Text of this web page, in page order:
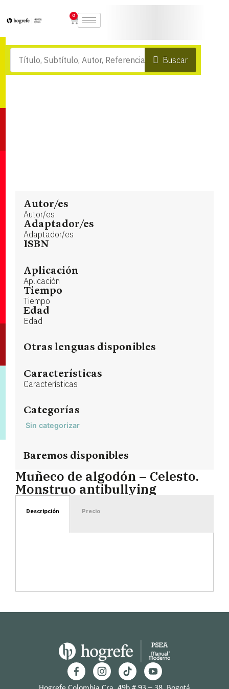
0
Buscar
Autor/es
Autor/es
Adaptador/es
Adaptador/es
ISBN
Aplicación
Aplicación
Tiempo
Tiempo
Edad
Edad
Otras lenguas disponibles
Características
Características
Categorías
Sin categorizar
Baremos disponibles
Muñeco de algodón – Celesto.
Monstruo antibullying
Descripción Precio